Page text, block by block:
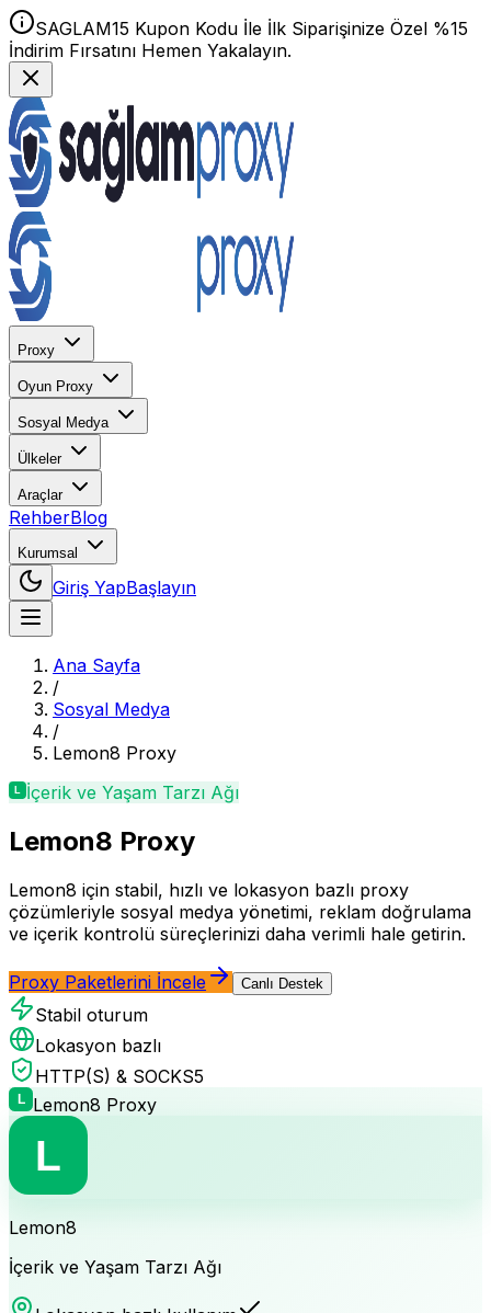
SAGLAM15 Kupon Kodu İle İlk Siparişinize Özel %15
İndirim Fırsatını Hemen Yakalayın.
Proxy
Oyun Proxy
Sosyal Medya
Ülkeler
Araçlar
RehberBlog
Kurumsal
Giriş YapBaşlayın
Ana Sayfa
/
Sosyal Medya
/
Lemon8 Proxy
İçerik ve Yaşam Tarzı Ağı
Lemon8 Proxy
Lemon8 için stabil, hızlı ve lokasyon bazlı proxy
çözümleriyle sosyal medya yönetimi, reklam doğrulama
ve içerik kontrolü süreçlerinizi daha verimli hale getirin.
Proxy Paketlerini İncele Canlı Destek
Stabil oturum
Lokasyon bazlı
HTTP(S) & SOCKS5
Lemon8 Proxy
Lemon8
İçerik ve Yaşam Tarzı Ağı